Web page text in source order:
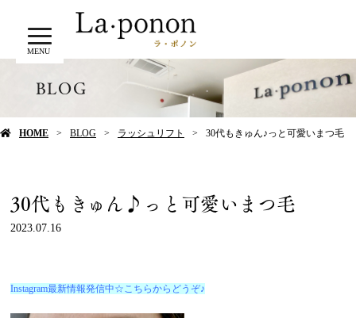
MENU
BLOG
HOME BLOG ラッシュリフト 30代もきゅん♪っと可愛いまつ毛
30代もきゅん♪っと可愛いまつ毛
2023.07.16
Instagram最新情報発信中☆こちらからどうぞ♪